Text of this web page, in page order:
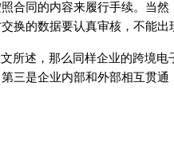
合同的内容来履行手续。当
换的数据要认真审核，不能
所述，那么同样企业的跨境
三是企业内部和外部相互贯